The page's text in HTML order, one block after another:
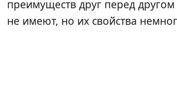
преимуществ друг перед
не имеют, но их свойства